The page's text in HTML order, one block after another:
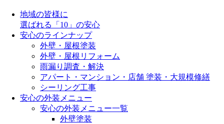
地域の皆様に
選ばれる「10」の安心
安心のラインナップ
外壁・屋根塗装
外壁・屋根リフォーム
雨漏り調査・解決
アパート・マンション・店舗 塗装・大規模修繕
シーリング工事
安心の外装メニュー
安心の外装メニュー一覧
外壁塗装